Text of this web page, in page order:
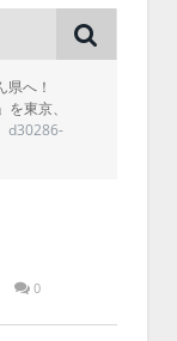
県へ！
東京、
d30286-
0